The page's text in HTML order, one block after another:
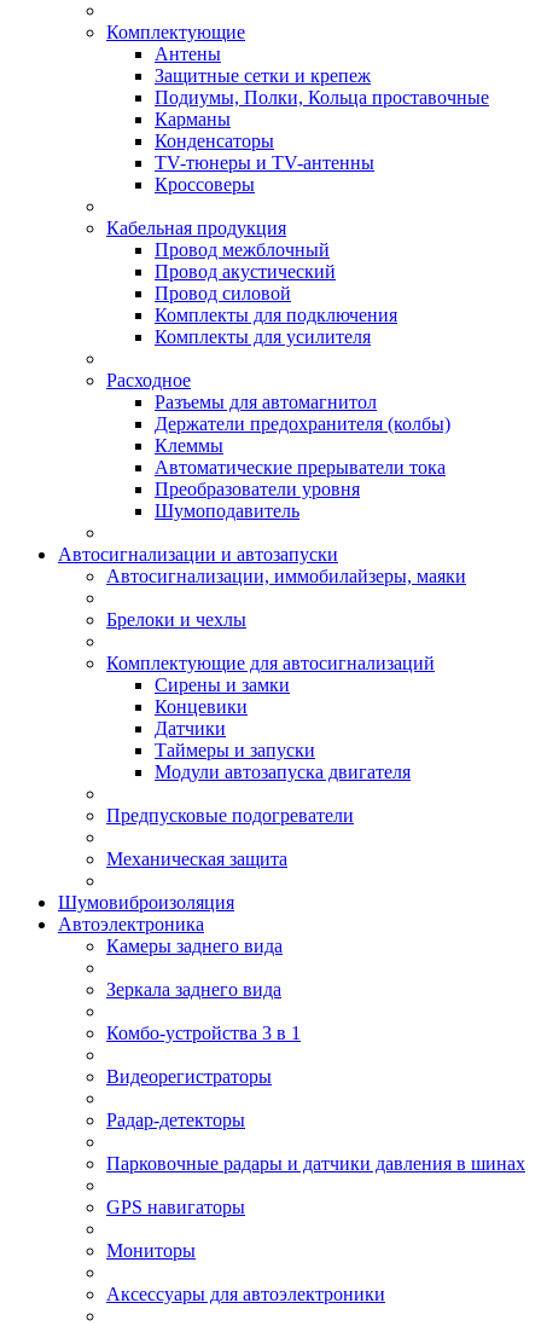
Комплектующие
Антены
Защитные сетки и крепеж
Подиумы, Полки, Кольца проставочные
Карманы
Конденсаторы
TV-тюнеры и TV-антенны
Кроссоверы
Кабельная продукция
Провод межблочный
Провод акустический
Провод силовой
Комплекты для подключения
Комплекты для усилителя
Расходное
Разъемы для автомагнитол
Держатели предохранителя (колбы)
Клеммы
Автоматические прерыватели тока
Преобразователи уровня
Шумоподавитель
Автосигнализации и автозапуски
Автосигнализации, иммобилайзеры, маяки
Брелоки и чехлы
Комплектующие для автосигнализаций
Сирены и замки
Концевики
Датчики
Таймеры и запуски
Модули автозапуска двигателя
Предпусковые подогреватели
Механическая защита
Шумовиброизоляция
Автоэлектроника
Камеры заднего вида
Зеркала заднего вида
Комбо-устройства 3 в 1
Видеорегистраторы
Радар-детекторы
Парковочные радары и датчики давления в шинах
GPS навигаторы
Мониторы
Аксессуары для автоэлектроники